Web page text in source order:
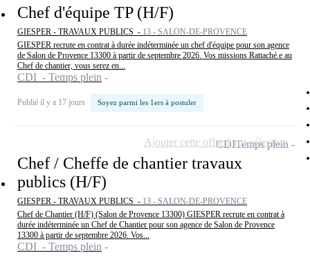
Chef d'équipe TP (H/F)
GIESPER - TRAVAUX PUBLICS - 13 - SALON-DE-PROVENCE
GIESPER recrute en contrat à durée indéterminée un chef d'équipe pour son agence
de Salon de Provence 13300 à partir de septembre 2026. Vos missions Rattaché.e au
Chef de chantier, vous serez en...
CDI - Temps plein
Publié il y a 17 jours Soyez parmi les 1ers à postuler
Chef / Cheffe de chantier travaux
publics (H/F)
GIESPER - TRAVAUX PUBLICS - 13 - SALON-DE-PROVENCE
Chef de Chantier (H/F) (Salon de Provence 13300) GIESPER recrute en contrat à
durée indéterminée un Chef de Chantier pour son agence de Salon de Provence
13300 à partir de septembre 2026. Vos...
CDI - Temps plein
CDITemps plein
Ajouter cette offre à ma sélection